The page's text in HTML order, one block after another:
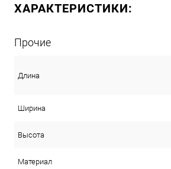
ХАРАКТЕРИСТИКИ:
Прочие
Длина
Ширина
Высота
Материал